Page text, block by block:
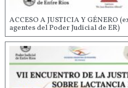
ACCESO A JUSTICIA Y GÉNERO
agentes del Poder Judicial de ER)